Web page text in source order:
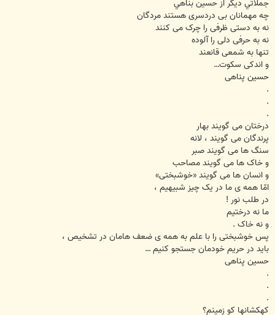
جملاتي ديگر از حسين بناهي
چه مهمانان بی دردسری هستند مردگان
نه به دستی ظرفی را چرک می کنند
نه به حرفی دلی را آلوده
تنها به شمعی قانعند
و اندکی سکوت…
حسین پناهی
.
.
.
درختان می گویند بهار
پرندگان می گویند ، لانه
سنگ ها می گویند صبر
و خاک ها می گویند مصاحب
و انسان ها می گویند «خوشبختی»
امّا همه ی ما در یک چیز شبیهیم ،
در طلب نور !
ما نه درختیم
و نه خاک .
پس خوشبختی را با علم به همه ی ضعف هامان در تشخیص ،
باید در حریم خودمان جستجو کنیم …
حسین پناهی
.
.
.
کهکشانها کو زمینم؟